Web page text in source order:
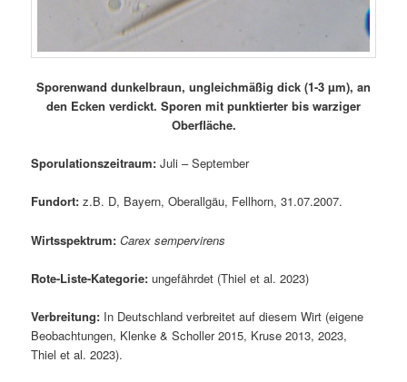
Sporenwand dunkelbraun, ungleichmäßig dick (1-3 µm), an
den Ecken verdickt. Sporen mit punktierter bis warziger
Oberfläche.
Sporulationszeitraum: Juli – September
Fundort: z.B. D, Bayern, Oberallgäu, Fellhorn, 31.07.2007.
Wirtsspektrum: Carex sempervirens
Rote-Liste-Kategorie: ungefährdet (Thiel et al. 2023)
Verbreitung: In Deutschland verbreitet auf diesem Wirt (eigene
Beobachtungen, Klenke & Scholler 2015, Kruse 2013, 2023,
Thiel et al. 2023).